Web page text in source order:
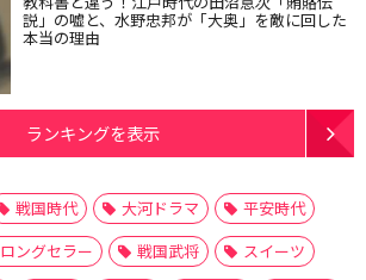
説」の嘘と、水野忠邦が「大奥」を敵に回した
本当の理由
ランキングを表示
戦国時代 大河ドラマ
平安時代
ロングセラー 戦国武将
スイーツ